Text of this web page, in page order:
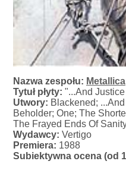
Nazwa zespołu: Metallica
Tytuł płyty: "...And
Utwory: Blackened;
Beholder; One; The
The Frayed Ends Of
Wydawcy: Vertigo
Premiera: 1988
Subiektywna ocena (od